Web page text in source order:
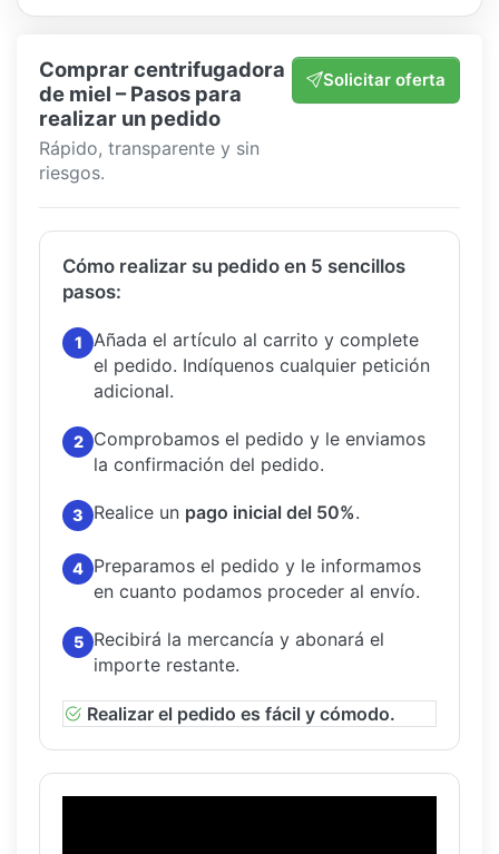
Comprar centrifugadora
de miel – Pasos para
realizar un pedido
Rápido, transparente y sin
riesgos.
Solicitar oferta
Cómo realizar su pedido en 5 sencillos
pasos:
1
Añada el artículo al carrito y complete
el pedido. Indíquenos cualquier petición
adicional.
2
Comprobamos el pedido y le enviamos
la confirmación del pedido.
3 Realice un pago inicial del 50%.
4 Preparamos el pedido y le informamos
en cuanto podamos proceder al envío.
5
Recibirá la mercancía y abonará el
importe restante.
Realizar el pedido es fácil y cómodo.